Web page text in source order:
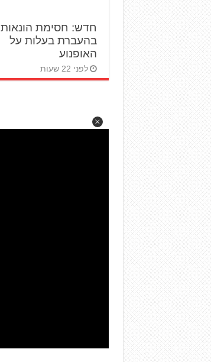
חדש: חסימת הונאות
בהעברת בעלות על
האופנוע
לפני 22 שעות